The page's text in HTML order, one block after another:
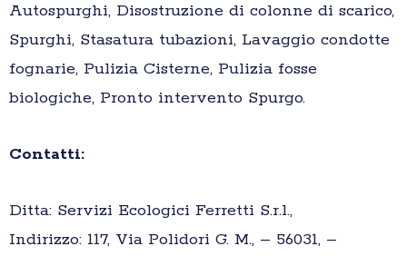
Autospurghi, Disostruzione di colonne di scarico,
Spurghi, Stasatura tubazioni, Lavaggio condotte
fognarie, Pulizia Cisterne, Pulizia fosse
biologiche, Pronto intervento Spurgo.
Contatti:
Ditta: Servizi Ecologici Ferretti S.r.l.,
Indirizzo: 117, Via Polidori G. M., – 56031, –